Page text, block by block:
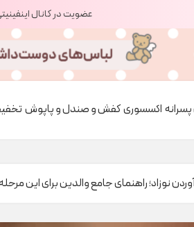
عضویت در کانال
اکسسوریکفش و صندل و پاپوش
نوزاد؛ راهنمای جامع والدین برای این